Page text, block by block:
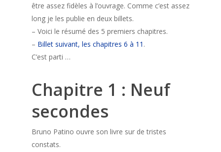
être assez fidèles à l’ouvrage. Comme c’est assez
long je les publie en deux billets.
– Voici le résumé des 5 premiers chapitres.
– Billet suivant, les chapitres 6 à 11 .
C’est parti …
Chapitre 1 : Neuf
secondes
Bruno Patino ouvre son livre sur de tristes
constats.